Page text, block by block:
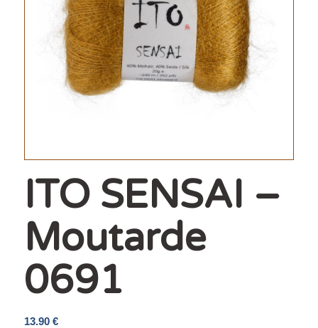
ITO SENSAI –
Moutarde
0691
13.90 €